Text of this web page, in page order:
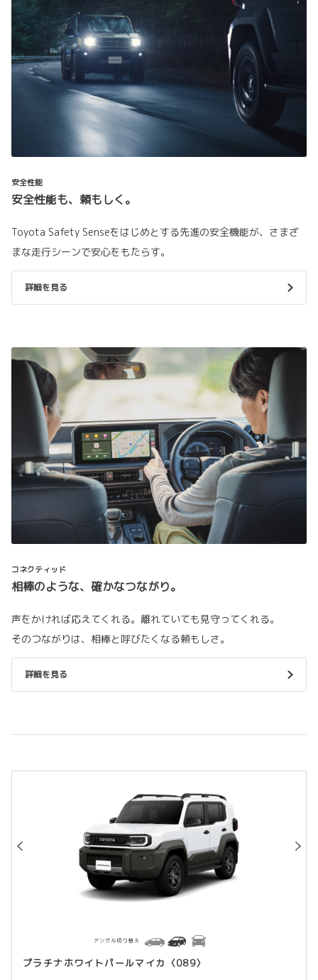
安全性能
安全性能も、頼もしく。
Toyota Safety Senseをはじめとする先進の安全機能が、さまざ
まな走行シーンで安心をもたらす。
詳細を見る
コネクティッド
相棒のような、確かなつながり。
声をかければ応えてくれる。離れていても見守ってくれる。
そのつながりは、相棒と呼びたくなる頼もしさ。
詳細を見る
プラチナホワイトパールマイカ〈089〉
アングル切り替え